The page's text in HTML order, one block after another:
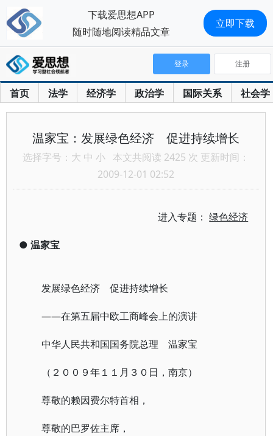
首页 法学 经济学 政治学 国际关系 社会学
登录 注册
温家宝：发展绿色经济 促进持续增长
选择字号： 大 中 小 本文共阅读 2425 次 更新时间：
2009-12-01 02:52
进入专题：绿色经济
● 温家宝
发展绿色经济 促进持续增长
——在第五届中欧工商峰会上的演讲
中华人民共和国国务院总理 温家宝
（２００９年１１月３０日，南京）
尊敬的赖因费尔特首相，
尊敬的巴罗佐主席，
下载爱思想APP
随时随地阅读精品文章
立即下载